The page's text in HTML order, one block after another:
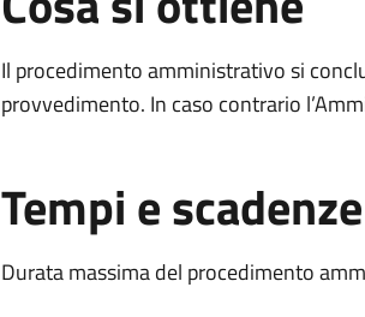
Il procedimento amministrativo si
provvedimento. In caso contrario
Tempi e scadenze
Durata massima del procedimento